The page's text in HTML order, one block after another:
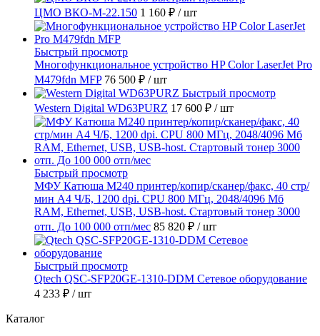
ЦМО ВКО-М-22.150 1 160 ₽ / шт
Быстрый просмотр
Многофункциональное устройство HP Color LaserJet Pro
M479fdn MFP 76 500 ₽ / шт
Быстрый просмотр
Western Digital WD63PURZ 17 600 ₽ / шт
Быстрый просмотр
МФУ Катюша M240 принтер/копир/сканер/факс, 40 стр/
мин А4 Ч/Б, 1200 dpi. CPU 800 МГц, 2048/4096 Мб
RAM, Ethernet, USB, USB-host. Стартовый тонер 3000
отп. До 100 000 отп/мес 85 820 ₽ / шт
Быстрый просмотр
Qtech QSC-SFP20GE-1310-DDM Сетевое оборудование
4 233 ₽ / шт
Каталог